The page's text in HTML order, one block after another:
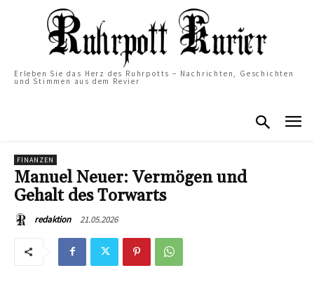
Erleben Sie das Herz des Ruhrpotts – Nachrichten, Geschichten
und Stimmen aus dem Revier
FINANZEN
Manuel Neuer: Vermögen und
Gehalt des Torwarts
redaktion 21.05.2026